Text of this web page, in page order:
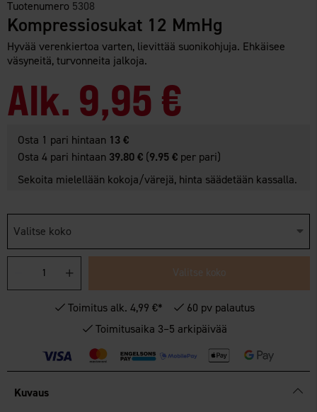
Tuotenumero 5308
Kompressiosukat 12 MmHg
Hyvää verenkiertoa varten, lievittää suonikohjuja. Ehkäisee
väsyneitä, turvonneita jalkoja.
Alk. 9,95 €
Osta 1 pari hintaan 13 €
Osta 4 pari hintaan 39.80 € (9.95 € per pari)
Sekoita mielellään kokoja/värejä, hinta säädetään kassalla.
Valitse koko
Valitse koko
Toimitus alk. 4,99 €*
60 pv palautus
Toimitusaika 3–5 arkipäivää
Kuvaus